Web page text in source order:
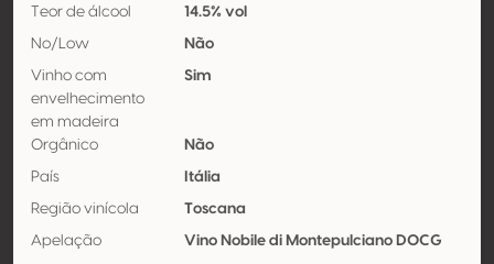
Teor de álcool 14.5% vol
No/Low Não
Vinho com
envelhecimento
em madeira
Sim
Orgânico Não
País Itália
Região vinícola Toscana
Apelação Vino Nobile di Montepulciano DOCG